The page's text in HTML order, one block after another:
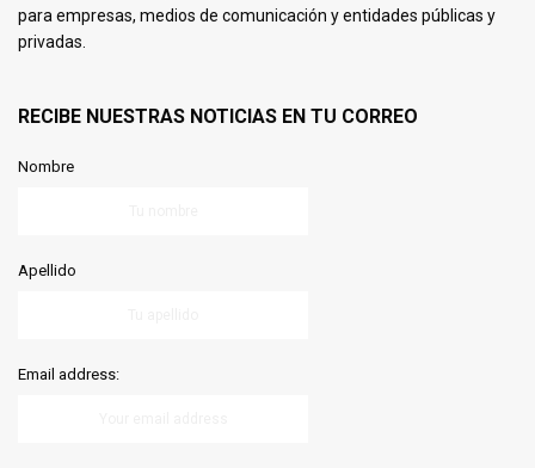
para empresas, medios de comunicación y entidades públicas y
privadas.
RECIBE NUESTRAS NOTICIAS EN TU CORREO
Nombre
Apellido
Email address: